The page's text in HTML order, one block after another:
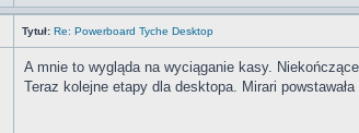
Tytuł: Re: Powerboard Tyche Desktop
A mnie to wygląda na wyciąganie kasy.
Teraz kolejne etapy dla desktopa. Mirari